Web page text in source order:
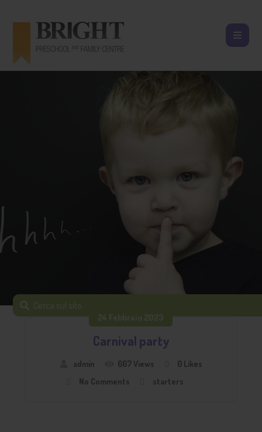
24 Febbraio 2023
Carnival party
admin 667 Views 0 Likes
No Comments
starters